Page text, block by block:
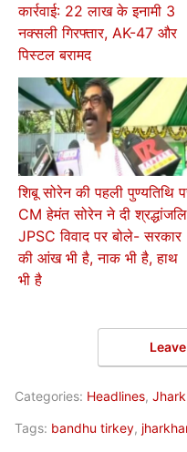
कार्रवाई: 22 लाख के इनामी 3
नक्सली गिरफ्तार, AK-47 और
पिस्टल बरामद
शिबू सोरेन की पहली पुण्यतिथि
CM हेमंत सोरेन ने दी
JPSC विवाद पर बोले- सरकार
की आंख भी है, नाक भी है, हाथ
भी है
Categories: Headlines,
Tags: bandhu tirkey,